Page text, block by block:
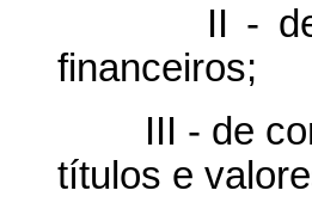
II - de
financeiros;
III - de
títulos e